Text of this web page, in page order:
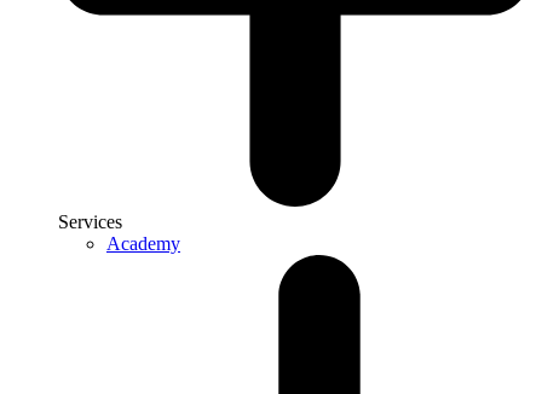
Services
Academy